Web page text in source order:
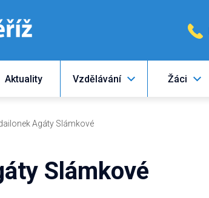
Aktuality Vzdělávání Žáci
Agáty Slámkové
Slámkové